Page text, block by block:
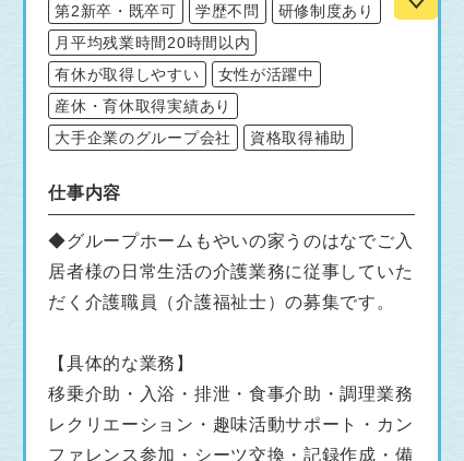
第2新卒・既卒可 学歴不問
研修制度あり
月平均残業時間20時間以内
有休が取得しやすい
女性が活躍中
産休・育休取得実績あり
大手企業のグループ会社
資格取得補助
仕事内容
◆グループホームもやいの家うのはなでご入
居者様の日常生活の介護業務に従事していた
だく介護職員（介護福祉士）の募集です。
【具体的な業務】
移乗介助・入浴・排泄・食事介助・調理業務
レクリエーション・趣味活動サポート・カン
ファレンス参加・シーツ交換・記録作成・備